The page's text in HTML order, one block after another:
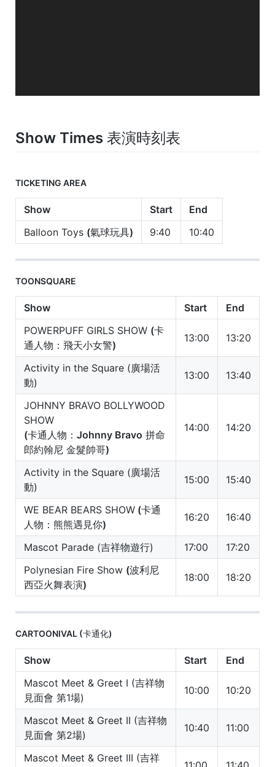
Show Times 表演時刻表
TICKETING AREA
Show Start
End
Balloon Toys (氣球玩具) 9:40 10:40
TOONSQUARE
Show Start
End
POWERPUFF GIRLS SHOW (卡
通人物：飛天小女警)
13:00 13:20
Activity in the Square (廣場活
動)
13:00 13:40
JOHNNY BRAVO BOLLYWOOD
SHOW
(卡通人物：Johnny Bravo 拼命
郎約翰尼 金髮帥哥)
14:00 14:20
Activity in the Square (廣場活
動)
15:00 15:40
WE BEAR BEARS SHOW (卡通
人物：熊熊遇見你)
16:20 16:40
Mascot Parade (吉祥物遊行) 17:00
17:20
Polynesian Fire Show (波利尼
西亞火舞表演)
18:00 18:20
CARTOONIVAL (卡通化)
Show Start
End
Mascot Meet & Greet I (吉祥物
見面會 第1場)
10:00 10:20
Mascot Meet & Greet II (吉祥物
見面會 第2場)
10:40 11:00
Mascot Meet & Greet III (吉祥